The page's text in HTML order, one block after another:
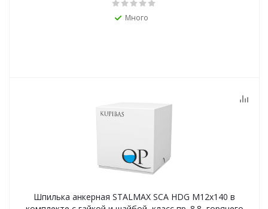
Много
Шпилька анкерная STALMAX SCA HDG М12х140 в